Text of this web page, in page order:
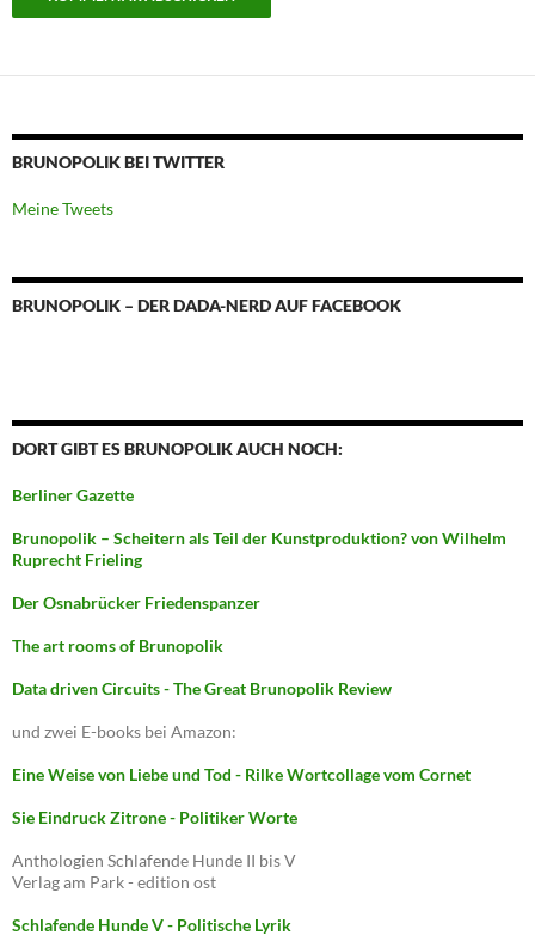
BRUNOPOLIK BEI TWITTER
Meine Tweets
BRUNOPOLIK – DER DADA-NERD AUF FACEBOOK
DORT GIBT ES BRUNOPOLIK AUCH NOCH:
Berliner Gazette
Brunopolik – Scheitern als Teil der Kunstproduktion? von Wilhelm
Ruprecht Frieling
Der Osnabrücker Friedenspanzer
The art rooms of Brunopolik
Data driven Circuits - The Great Brunopolik Review
und zwei E-books bei Amazon:
Eine Weise von Liebe und Tod - Rilke Wortcollage vom Cornet
Sie Eindruck Zitrone - Politiker Worte
Anthologien Schlafende Hunde II bis V
Verlag am Park - edition ost
Schlafende Hunde V - Politische Lyrik